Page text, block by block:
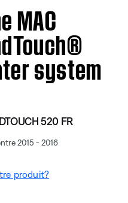
MAC
system
520 FR
2015 - 2016
produit?